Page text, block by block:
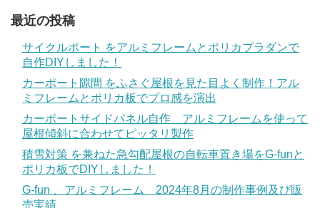
最近の投稿
サイクルポート をアルミフレームとポリカプラダンで
自作DIYしました！
カーポート隙間 をふさぐ屋根を見た目よく制作！アル
ミフレームとポリカ板でプロ感を演出
カーポートサイドパネル自作 アルミフレームを使って
屋根傾斜に合わせてピッタリ製作
積雪対策 を兼ねた急勾配屋根の自転車置き場をG-funと
ポリカ板でDIYしました！
G-fun 、アルミフレーム 2024年8月の制作事例及び販
売実績